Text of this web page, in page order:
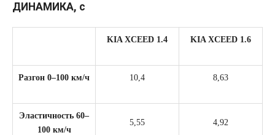
ДИНАМИКА, с
KIA XCEED 1.4 KIA XCEED 1.6
Разгон 0–100 км/ч 10,4 8,63
Эластичность 60–
100 км/ч
5,55 4,92